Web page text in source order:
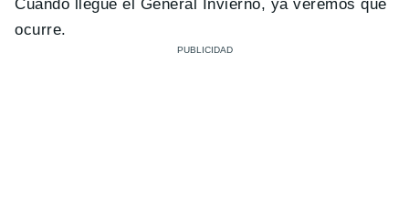
Cuando llegue el General Invierno, ya veremos qué
ocurre.